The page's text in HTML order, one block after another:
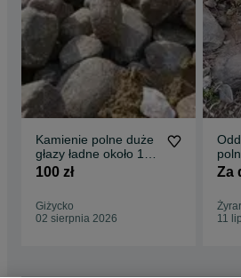
Kamienie polne duże
głazy ładne około 15
ton kamieni
100 zł
Giżycko
02 sierpnia 2026
Za
11